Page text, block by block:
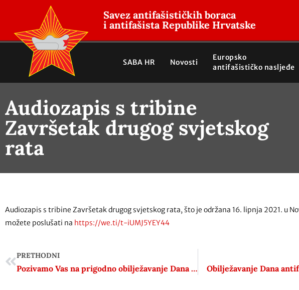
Savez antifašističkih boraca
i antifašista Republike Hrvatske
SABA HR Novosti
Europsko
antifašističko nasljeđe
Audiozapis s tribine
Završetak drugog svjetskog
rata
Audiozapis s tribine Završetak drugog svjetskog rata, što je održana 16. lipnja 2021. u
možete poslušati na https://we.ti/t-iUMJ5YEY44
PRETHODNI
Pozivamo Vas na prigodno obilježavanje Dana Antifašističke borbe i 80. godišnjice antifašističkog ustanka u Hrvatskoj 22.06.2021. Obilježavanje Dana